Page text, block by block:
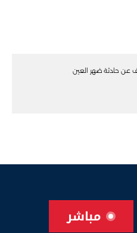
عن حادثة ضهر العين
مباشر